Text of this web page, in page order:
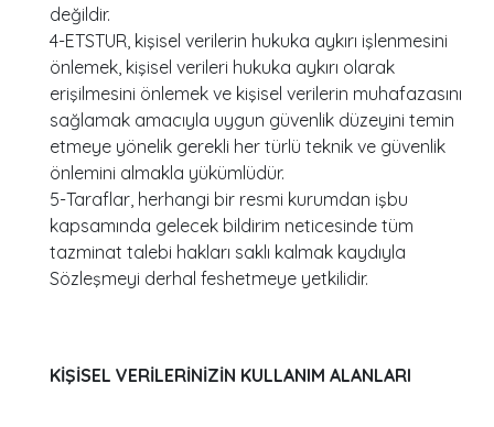
değildir.
4-ETSTUR, kişisel verilerin hukuka aykırı işlenmesini
önlemek, kişisel verileri hukuka aykırı olarak
erişilmesini önlemek ve kişisel verilerin muhafazasını
sağlamak amacıyla uygun güvenlik düzeyini temin
etmeye yönelik gerekli her türlü teknik ve güvenlik
önlemini almakla yükümlüdür.
5-Taraflar, herhangi bir resmi kurumdan işbu
kapsamında gelecek bildirim neticesinde tüm
tazminat talebi hakları saklı kalmak kaydıyla
Sözleşmeyi derhal feshetmeye yetkilidir.
KİŞİSEL VERİLERİNİZİN KULLANIM ALANLARI